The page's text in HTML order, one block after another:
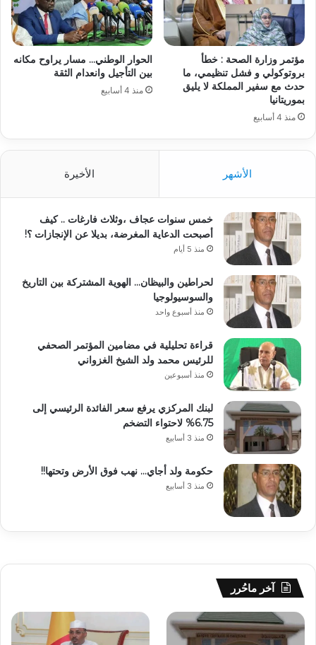
مؤتمر وزارة الصحة : خطأ
بروتوكولي و فشل تنظيمي، ما
حدث مع سفير المملكة لا يليق
بموريتانيا
منذ 4 أسابيع
الحوار الوطني… مسار يراوح مكانه
بين التأجيل وانعدام الثقة
منذ 4 أسابيع
الأشهر الأخيرة
خمس سنوات عجاف ،وثلاث فارغات .. كيف
أصبحت الدعاية المغرضة، بديلا عن الإنجازات ؟!
منذ 5 أيام
لحراطين والبيظان… الهوية المشتركة بين التاريخ
والسوسيولوجيا
منذ أسبوع واحد
قراءة تحليلية في مضامين المؤتمر الصحفي
للرئيس محمد ولد الشيخ الغزواني
منذ أسبوعين
لبنك المركزي يرفع سعر الفائدة الرئيسي إلى
6.75% لاحتواء التضخم
منذ 3 أسابيع
حكومة ولد أجاي… نهب فوق الأرض وتحتها!!
منذ 3 أسابيع
آخر ماحُرر